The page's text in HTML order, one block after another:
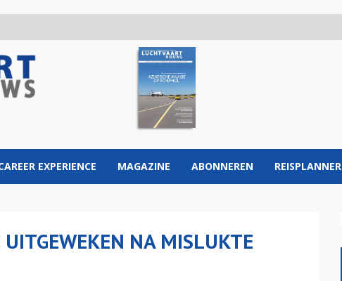
EXPERIENCE MAGAZINE ABONNEREN REISPLANNER
NA MISLUKTE